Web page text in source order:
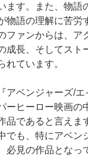
ます。また、物語
物語の理解に苦労
ファンからは、ア
成長、そしてスト
れています。
アベンジャーズ/
ーヒーロー映画の
品であると言えま
でも、特にアベン
必見の作品となっ